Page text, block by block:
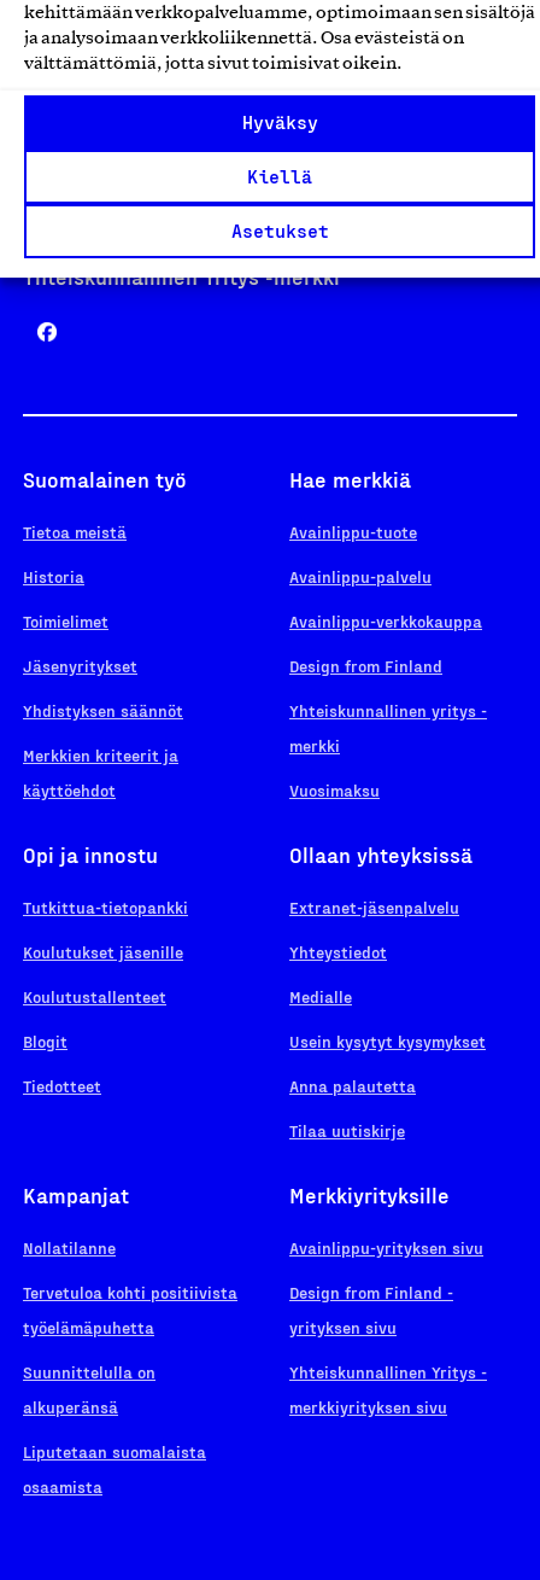
kehittämään verkkopalveluamme, optimoimaan sen sisältöjä
ja analysoimaan verkkoliikennettä. Osa evästeistä on
välttämättömiä, jotta sivut toimisivat oikein.
Hyväksy
Kiellä
Asetukset
Avainlippu
Design From Finland
Yhteiskunnallinen Yritys -merkki
Suomalainen työ
Tietoa meistä
Historia
Toimielimet
Jäsenyritykset
Yhdistyksen säännöt
Merkkien kriteerit ja
käyttöehdot
Hae merkkiä
Avainlippu-tuote
Avainlippu-palvelu
Avainlippu-verkkokauppa
Design from Finland
Yhteiskunnallinen yritys -
merkki
Vuosimaksu
Opi ja innostu
Tutkittua-tietopankki
Koulutukset jäsenille
Koulutustallenteet
Blogit
Tiedotteet
Ollaan yhteyksissä
Extranet-jäsenpalvelu
Yhteystiedot
Medialle
Usein kysytyt kysymykset
Anna palautetta
Tilaa uutiskirje
Kampanjat
Nollatilanne
Tervetuloa kohti positiivista
työelämäpuhetta
Suunnittelulla on
alkuperänsä
Liputetaan suomalaista
osaamista
Merkkiyrityksille
Avainlippu-yrityksen sivu
Design from Finland -
yrityksen sivu
Yhteiskunnallinen Yritys -
merkkiyrityksen sivu